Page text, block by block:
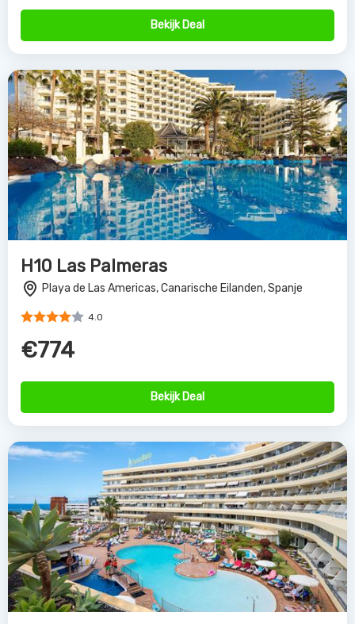
Bekijk Deal
H10 Las Palmeras
Playa de Las Americas, Canarische Eilanden, Spanje
4.0
€774
Bekijk Deal